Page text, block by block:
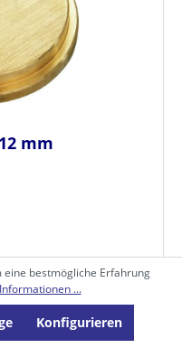
mm
eine bestmögliche Erfahrung
...
Konfigurieren